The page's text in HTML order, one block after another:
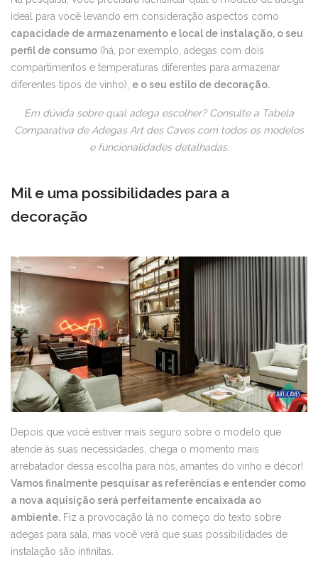
ideal para você levando em consideração aspectos como
capacidade de armazenamento e local de instalação, o seu
perfil de consumo (há, por exemplo, adegas com dois
compartimentos e temperaturas diferentes para armazenar
diferentes tipos de vinho), e o seu estilo de decoração.
Em dúvida sobre qual adega escolher? Consulte a Tabela
Comparativa de Adegas Art des Caves com todos os modelos
e funcionalidades detalhadas.
Mil e uma possibilidades para a
decoração
Depois que você estiver mais seguro sobre o modelo que
atende às suas necessidades, chega o momento mais
arrebatador dessa escolha para nós, amantes do vinho e décor!
Vamos finalmente pesquisar as referências e entender como
a nova aquisição será perfeitamente encaixada ao
ambiente. Fiz a provocação lá no começo do texto sobre
adegas para sala, mas você verá que suas possibilidades de
instalação são infinitas.